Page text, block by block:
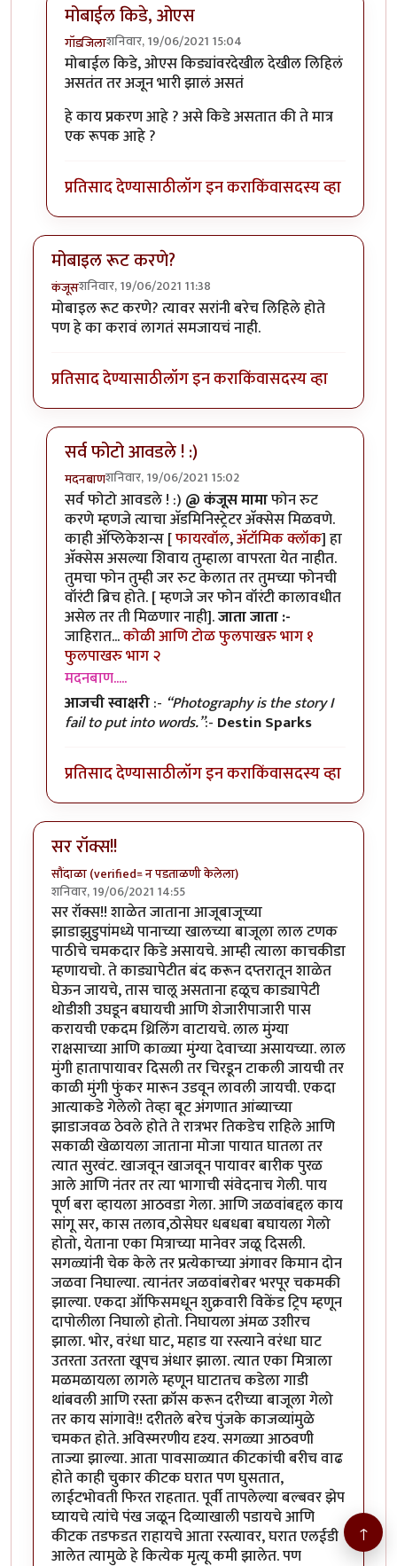
मोबाईल किडे, ओएस
गॉडजिलाशनिवार, 19/06/2021 15:04
In reply toबाकी मोबाईल किडे, ओएसbyप्रचेतस
मोबाईल किडे, ओएस किड्यांवरदेखील देखील लिहिलं
असतंत तर अजून भारी झालं असतं
हे काय प्रकरण आहे ? असे किडे असतात की ते मात्र
एक रूपक आहे ?
प्रतिसाद देण्यासाठीलॉग इन कराकिंवासदस्य व्हा
मोबाइल रूट करणे?
कंजूसशनिवार, 19/06/2021 11:38
मोबाइल रूट करणे? त्यावर सरांनी बरेच लिहिले होते
पण हे का करावं लागतं समजायचं नाही.
प्रतिसाद देण्यासाठीलॉग इन कराकिंवासदस्य व्हा
सर्व फोटो आवडले ! :)
मदनबाणशनिवार, 19/06/2021 15:02
In reply toमोबाइल रूट करणे?byकंजूस
सर्व फोटो आवडले ! :) @ कंजूस मामाफोन रुट
करणे म्हणजे त्याचा अ‍ॅडमिनिस्ट्रेटर अ‍ॅक्सेस मिळवणे.
काही अ‍ॅप्लिकेशन्स [फायरवॉल,अ‍ॅटॉमिक क्लॉक] हा
अ‍ॅक्सेस असल्या शिवाय तुम्हाला वापरता येत नाहीत.
तुमचा फोन तुम्ही जर रुट केलात तर तुमच्या फोनची
वॉरंटी ब्रिच होते. [ म्हणजे जर फोन वॉरंटी कालावधीत
असेल तर ती मिळणार नाही].जाता जाता :-
जाहिरात...कोळी आणि टोळफुलपाखरु भाग १
फुलपाखरु भाग २
मदनबाण.....
आजची स्वाक्षरी:- “Photography is the story I
fail to put into words.”:- Destin Sparks
प्रतिसाद देण्यासाठीलॉग इन कराकिंवासदस्य व्हा
सर रॉक्स!!
सौंदाळा (verified= न पडताळणी केलेला)
शनिवार, 19/06/2021 14:55
सर रॉक्स!! शाळेत जाताना आजूबाजूच्या
झाडाझुडुपांमध्ये पानाच्या खालच्या बाजूला लाल टणक
पाठीचे चमकदार किडे असायचे. आम्ही त्याला काचकीडा
म्हणायचो. ते काड्यापेटीत बंद करून दप्तरातून शाळेत
घेऊन जायचे, तास चालू असताना हळूच काड्यापेटी
थोडीशी उघडून बघायची आणि शेजारीपाजारी पास
करायची एकदम थ्रिलिंग वाटायचे. लाल मुंग्या
राक्षसाच्या आणि काळ्या मुंग्या देवाच्या असायच्या. लाल
मुंगी हातापायावर दिसली तर चिरडून टाकली जायची तर
काळी मुंगी फुंकर मारून उडवून लावली जायची. एकदा
आत्याकडे गेलेलो तेव्हा बूट अंगणात आंब्याच्या
झाडाजवळ ठेवले होते ते रात्रभर तिकडेच राहिले आणि
सकाळी खेळायला जाताना मोजा पायात घातला तर
त्यात सुरवंट. खाजवून खाजवून पायावर बारीक पुरळ
आले आणि नंतर तर त्या भागाची संवेदनाच गेली. पाय
पूर्ण बरा व्हायला आठवडा गेला. आणि जळवांबद्दल काय
सांगू सर, कास तलाव,ठोसेघर धबधबा बघायला गेलो
होतो, येताना एका मित्राच्या मानेवर जळू दिसली.
सगळ्यांनी चेक केले तर प्रत्येकाच्या अंगावर किमान दोन
जळवा निघाल्या. त्यानंतर जळवांबरोबर भरपूर चकमकी
झाल्या. एकदा ऑफिसमधून शुक्रवारी विकेंड ट्रिप म्हणून
दापोलीला निघालो होतो. निघायला अंमळ उशीरच
झाला. भोर, वरंधा घाट, महाड या रस्त्याने वरंधा घाट
उतरता उतरता खूपच अंधार झाला. त्यात एका मित्राला
मळमळायला लागले म्हणून घाटातच कडेला गाडी
थांबवली आणि रस्ता क्रॉस करून दरीच्या बाजूला गेलो
तर काय सांगावे!! दरीतले बरेच पुंजके काजव्यांमुळे
चमकत होते. अविस्मरणीय दृश्य. सगळ्या आठवणी
ताज्या झाल्या. आता पावसाळ्यात कीटकांची बरीच वाढ
होते काही चुकार कीटक घरात पण घुसतात,
लाईटभोवती फिरत राहतात. पूर्वी तापलेल्या बल्बवर झेप
घ्यायचे त्यांचे पंख जळून दिव्याखाली पडायचे आणि
कीटक तडफडत राहायचे आता रस्त्यावर, घरात एलईडी
आलेत त्यामुळे हे कित्येक मृत्यू कमी झालेत. पण
↑